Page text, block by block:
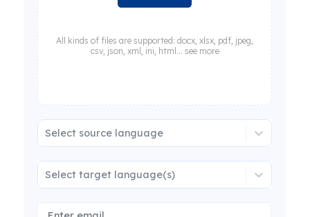
All kinds of files are supported: docx, xlsx, pdf, jpeg,
csv, json, xml, ini, html... see more
Select source language
Select target language(s)